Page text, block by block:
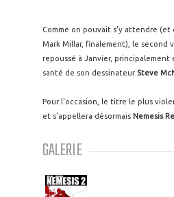
Comme on pouvait s'y attendre (et
Mark Millar, finalement), le second
repoussé à Janvier, principalement
santé de son dessinateur Steve
Pour l'occasion, le titre le plus
et s'appellera désormais Nemesis
GALERIE